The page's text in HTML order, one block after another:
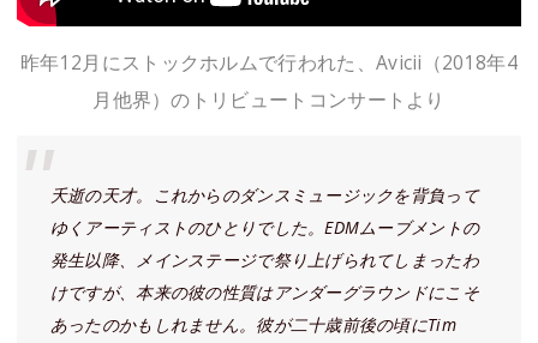
昨年12月にストックホルムで行われた、Avicii（2018年4
月他界）のトリビュートコンサートより
夭逝の天才。これからのダンスミュージックを背負って
ゆくアーティストのひとりでした。EDMムーブメントの
発生以降、メインステージで祭り上げられてしまったわ
けですが、本来の彼の性質はアンダーグラウンドにこそ
あったのかもしれません。彼が二十歳前後の頃にTim